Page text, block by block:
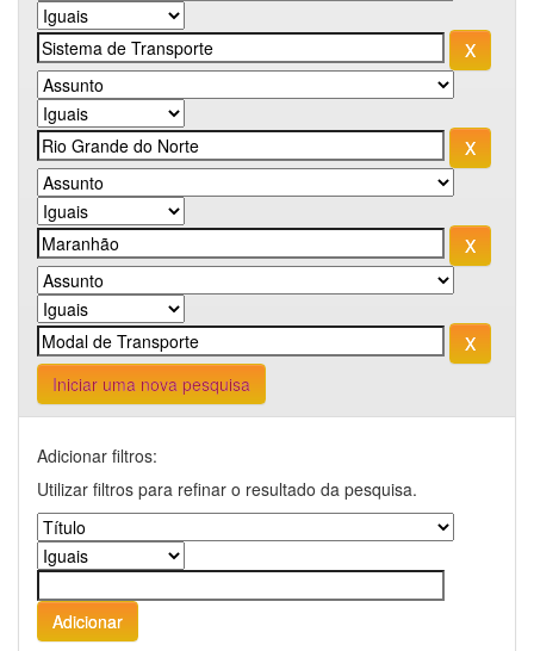
Iniciar uma nova pesquisa
Adicionar filtros:
Utilizar filtros para refinar o resultado da pesquisa.